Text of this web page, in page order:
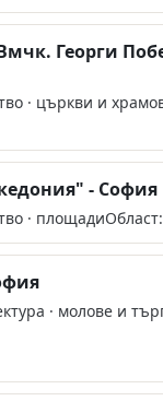
Георги
· църкви и
- София
· площади
· молове и